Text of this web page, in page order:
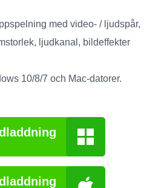
med video- / ljudspår,
ljudkanal, bildeffekter
10/8/7 och Mac-datorer.